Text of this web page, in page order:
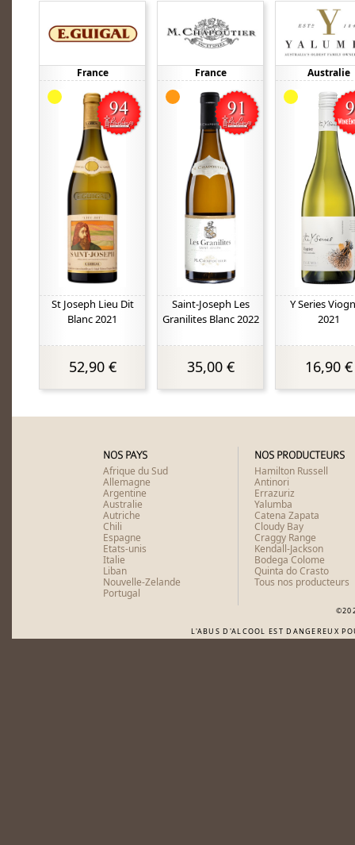
France
St Joseph Lieu Dit
Blanc 2021
52,90 €
France
Saint-Joseph Les
Granilites Blanc 2022
35,00 €
Australie
Y Series
2021
16,90 €
NOS PAYS
Afrique du Sud
Allemagne
Argentine
Australie
Autriche
Chili
Espagne
Etats-unis
Italie
Liban
Nouvelle-Zelande
Portugal
NOS PRODUCTEURS
Hamilton Russell
Antinori
Errazuriz
Yalumba
Catena Zapata
Cloudy Bay
Craggy Range
Kendall-Jackson
Bodega Colome
Quinta do Crasto
Tous nos producteurs
L'ABUS D'ALCOOL EST DANGEREUX